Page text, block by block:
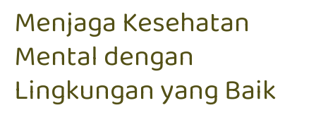
Menjaga Kesehatan
Mental dengan
Lingkungan yang Baik